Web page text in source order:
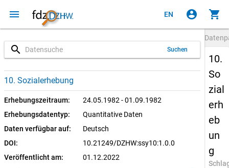
menu EN account_circle shopping_cart
search Suchen
10. Sozialerhebung
Erhebungszeitraum:
24.05.1982 - 01.09.1982
Erhebungsdatentyp:
Quantitative Daten
Daten verfügbar auf:
Deutsch
DOI:
10.21249/DZHW:ssy10:1.0.0
Veröffentlicht am:
01.12.2022
1.0.0 (aktuell)
SUF: Download
10.
So
zial
erh
eb
un
g